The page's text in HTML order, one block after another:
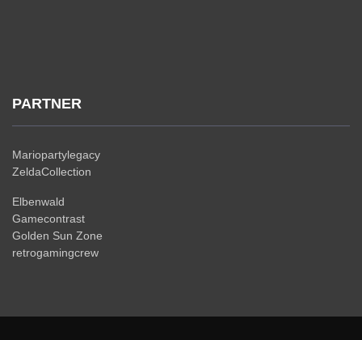
PARTNER
Mariopartylegacy
ZeldaCollection
Elbenwald
Gamecontrast
Golden Sun Zone
retrogamingcrew